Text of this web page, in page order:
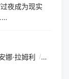
夜成为现实
娜·拉姆利 / 南希·